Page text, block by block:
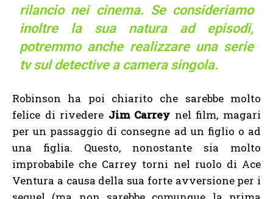
rilancio nei cinema. Se consideriamo
inoltre la sua natura ad episodi,
potremmo anche realizzare una serie
tvsul detective a camera singola.
Robinson ha poi chiarito che sarebbe molto
felice di rivedere Jim Carrey nel film, magari
per un passaggio di consegne ad un figlio o ad
una figlia. Questo, nonostante sia molto
improbabile che Carrey torni nel ruolo di Ace
Ventura a causa della sua forte avversione per i